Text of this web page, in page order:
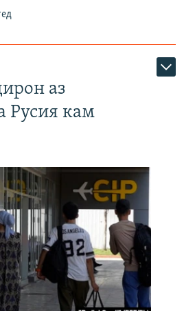
аз
Русия кам